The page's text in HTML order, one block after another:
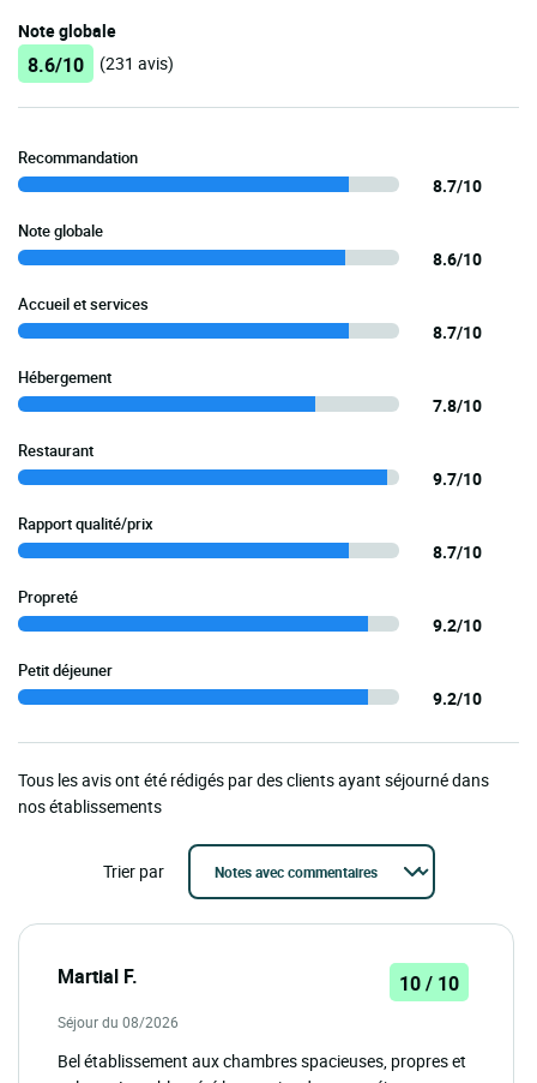
Note globale
8.6/10 (231 avis)
Recommandation
8.7/10
Note globale
8.6/10
Accueil et services
8.7/10
Hébergement
7.8/10
Restaurant
9.7/10
Rapport qualité/prix
8.7/10
Propreté
9.2/10
Petit déjeuner
9.2/10
Tous les avis ont été rédigés par des clients ayant séjourné dans
nos établissements
Trier par
Martial F. 10 / 10
Séjour du 08/2026
Bel établissement aux chambres spacieuses, propres et